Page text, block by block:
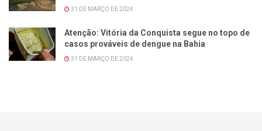
31 DE MARÇO DE 2024
Atenção: Vitória da Conquista segue no topo de
casos prováveis de dengue na Bahia
31 DE MARÇO DE 2024